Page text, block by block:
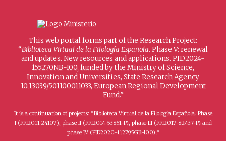
This web portal forms part of the Research Project:
“Biblioteca Virtual de la Filología Española. Phase V: renewal
and updates. New resources and applications. PID2024-
155270NB-I00, funded by the Ministry of Science,
Innovation and Universities, State Research Agency
10.13039/501100011033, European Regional Development
Fund.”
It is a continuation of projects: “Biblioteca Virtual de la Filología Española. Phase
I (FFI2011-24107), phase II (FFI2014-53851-P), phase III (FFI2017-82437-P) and
phase IV (PID2020-112795GB-I00).”